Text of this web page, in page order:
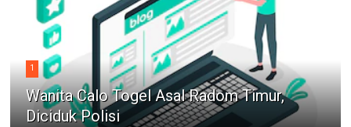
1
Wanita Calo Togel Asal Radom Timur,
Diciduk Polisi